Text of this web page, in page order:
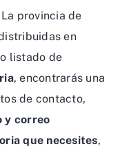
La provincia de
en
listado de
, encontrarás una
de contacto,
y correo
que necesites,